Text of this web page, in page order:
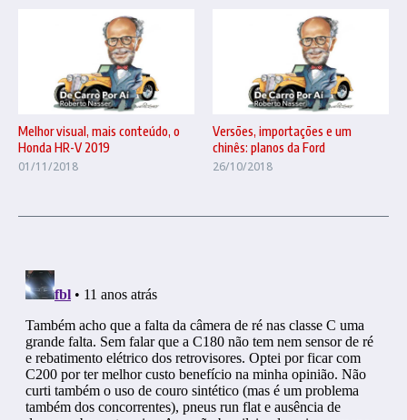
Melhor visual, mais conteúdo, o
Honda HR-V 2019
01/11/2018
Versões, importações e um
chinês: planos da Ford
26/10/2018